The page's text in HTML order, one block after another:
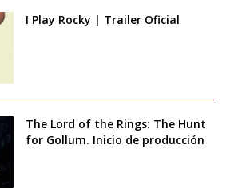
I Play Rocky | Trailer Oficial
The Lord of the Rings: The Hunt
for Gollum. Inicio de producción